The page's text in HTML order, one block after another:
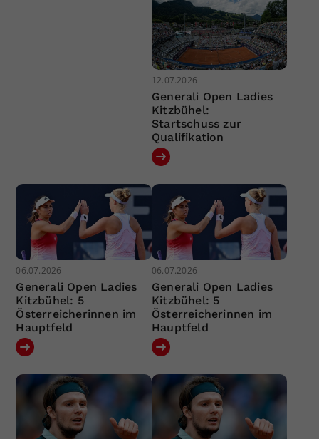
12.07.2026
Generali Open Ladies
Kitzbühel:
Startschuss zur
Qualifikation
06.07.2026
Generali Open Ladies
Kitzbühel: 5
Österreicherinnen im
Hauptfeld
06.07.2026
Generali Open Ladies
Kitzbühel: 5
Österreicherinnen im
Hauptfeld